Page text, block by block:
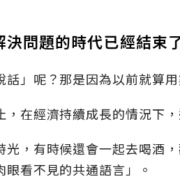
問題的時代已經結束
」呢？那是因為以前就算
，在經濟持續成長的情況下
光，有時候還會一起去喝酒
看不見的共通語言」。